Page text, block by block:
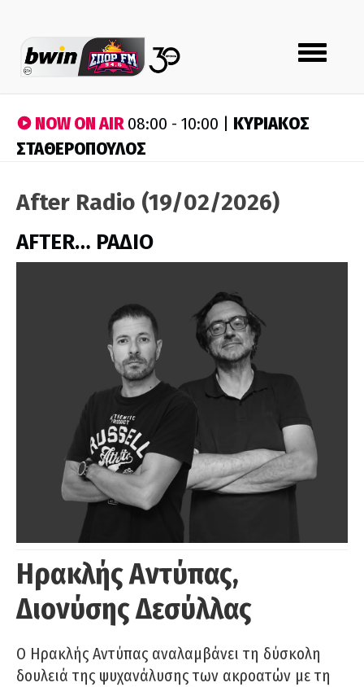
Toggle
navigation
NOW ON AIR08:00 - 10:00 | ΚΥΡΙΑΚΟΣ
ΣΤΑΘΕΡΟΠΟΥΛΟΣ
After Radio (19/02/2026)
AFTER… ΡΑΔΙΟ
Ηρακλής Αντύπας,
Διονύσης Δεσύλλας
Ο Ηρακλής Αντύπας αναλαμβάνει τη δύσκολη
δουλειά της ψυχανάλυσης των ακροατών με τη